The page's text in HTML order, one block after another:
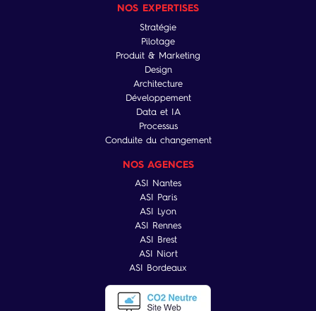
NOS EXPERTISES
Stratégie
Pilotage
Produit & Marketing
Design
Architecture
Développement
Data et IA
Processus
Conduite du changement
NOS AGENCES
ASI Nantes
ASI Paris
ASI Lyon
ASI Rennes
ASI Brest
ASI Niort
ASI Bordeaux